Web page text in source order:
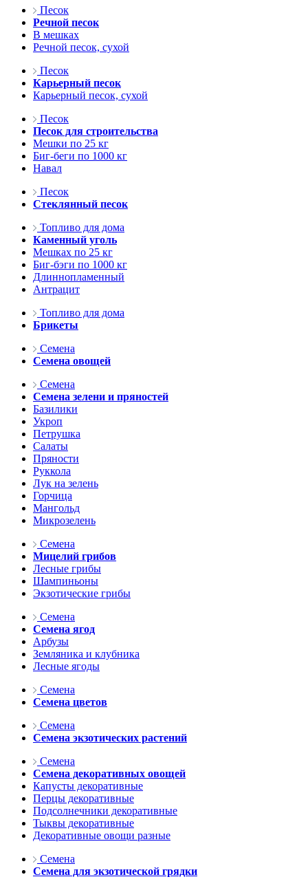
Песок
Речной песок
В мешках
Речной песок, сухой
Песок
Карьерный песок
Карьерный песок, сухой
Песок
Песок для строительства
Мешки по 25 кг
Биг-беги по 1000 кг
Навал
Песок
Стеклянный песок
Топливо для дома
Каменный уголь
Мешках по 25 кг
Биг-бэги по 1000 кг
Длиннопламенный
Антрацит
Топливо для дома
Брикеты
Семена
Семена овощей
Семена
Семена зелени и пряностей
Базилики
Укроп
Петрушка
Салаты
Пряности
Руккола
Лук на зелень
Горчица
Мангольд
Микрозелень
Семена
Мицелий грибов
Лесные грибы
Шампиньоны
Экзотические грибы
Семена
Семена ягод
Арбузы
Земляника и клубника
Лесные ягоды
Семена
Семена цветов
Семена
Семена экзотических растений
Семена
Семена декоративных овощей
Капусты декоративные
Перцы декоративные
Подсолнечники декоративные
Тыквы декоративные
Декоративные овощи разные
Семена
Семена для экзотической грядки